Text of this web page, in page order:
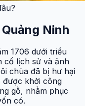
Ninh
1706 dưới triều
cố lịch sử và ảnh
chùa đã bị hư hại
được khởi công
gỗ, nhằm phục
có.